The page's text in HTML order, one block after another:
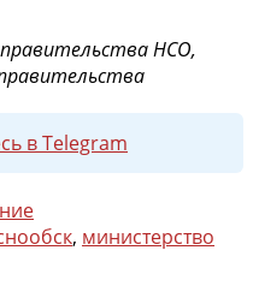
НСО,
в Telegram
, министерство